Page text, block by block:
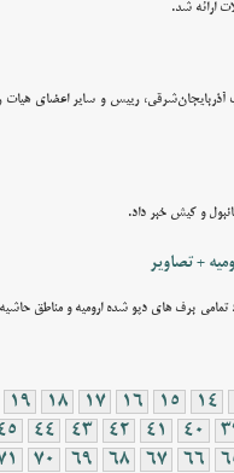
ارائه شد.
رییس و سایر اعضای هیات
و کیش خبر داد.
+ تصاویر
برف های دپو شده ارومیه و مناطق
14
15
16
17
18
19
40
41
42
43
44
66
67
68
69
70